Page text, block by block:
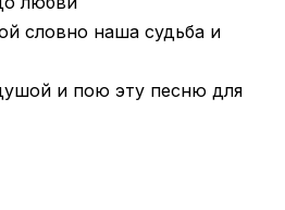
словно наша судьба и
и пою эту песню для